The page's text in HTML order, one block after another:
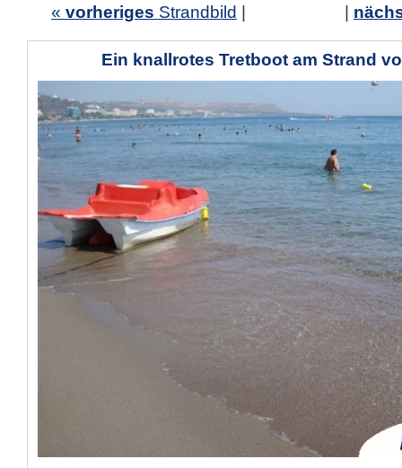
« vorheriges Strandbild
Ein knallrotes Tretboot am Strand